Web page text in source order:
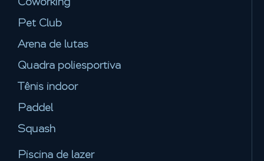
Pet Club
Arena de lutas
Quadra poliesportiva
Tênis indoor
Paddel
Squash
Piscina de lazer